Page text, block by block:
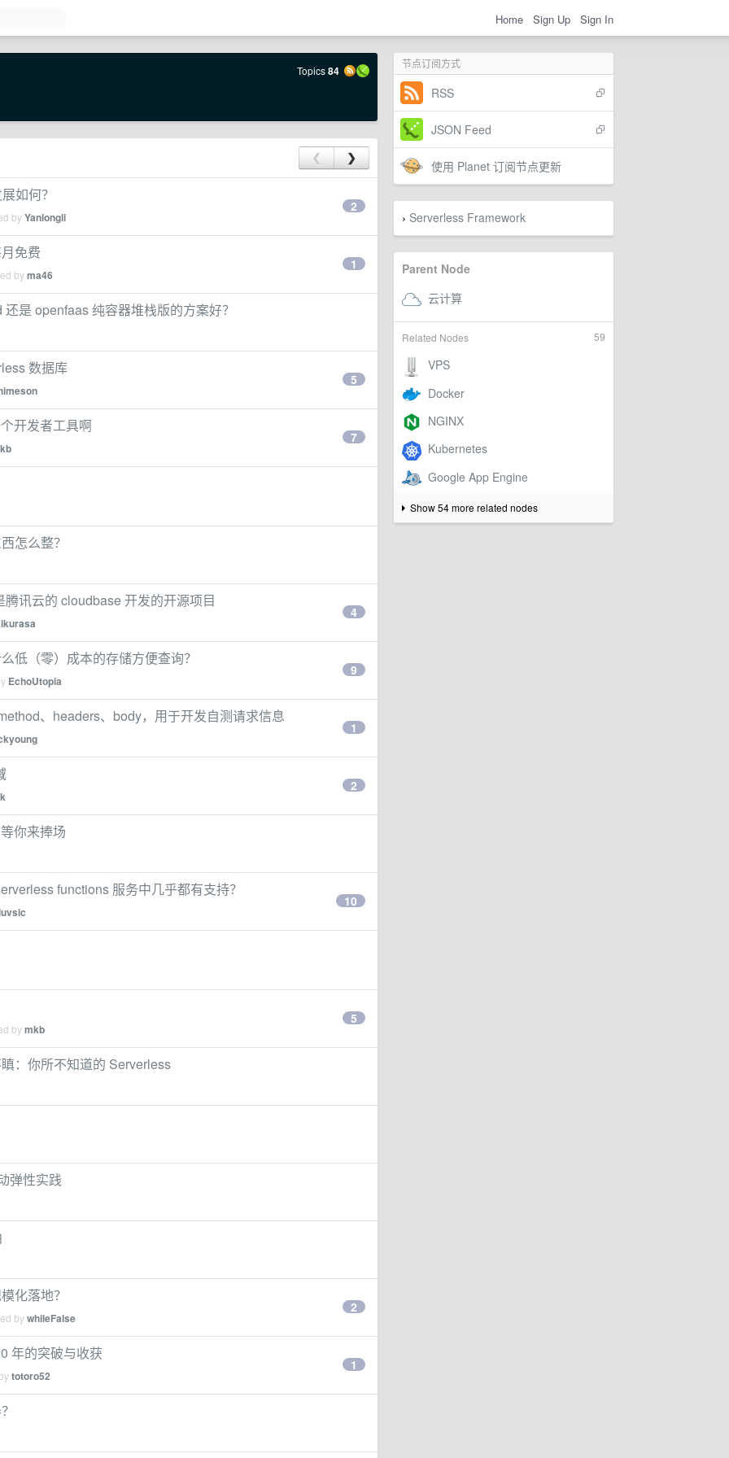
Home Sign Up Sign In
节点订阅方式
RSS
JSON Feed
使用 Planet 订阅节点更新
› Serverless Framework
Parent Node
59
Related Nodes
Show 54 more related nodes
Topics84
❮ ❯
如何？
byYanlongli
2
免费
byma46
1
是 openfaas 纯容器堆栈版的方案好？
数据库
5
开发者工具啊
7
怎么整？
讯云的 cloudbase 开发的开源项目
4
低（零）成本的存储方便查询？
EchoUtopia
9
、headers、body，用于开发自测请求信息
1
2
你来捧场
functions 服务中几乎都有支持？
10
bymkb
5
：你所不知道的 Serverless
弹性实践
化落地？
bywhileFalse
2
年的突破与收获
totoro52
1